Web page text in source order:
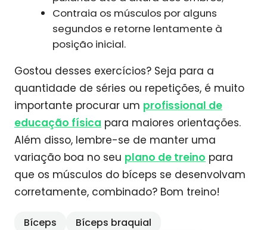
Contraia os músculos por alguns
segundos e retorne lentamente à
posição inicial.
Gostou desses exercícios? Seja para a
quantidade de séries ou repetições, é muito
importante procurar um profissional de
educação física para maiores orientações.
Além disso, lembre-se de manter uma
variação boa no seu plano de treino para
que os músculos do bíceps se desenvolvam
corretamente, combinado? Bom treino!
Bíceps
Bíceps braquial